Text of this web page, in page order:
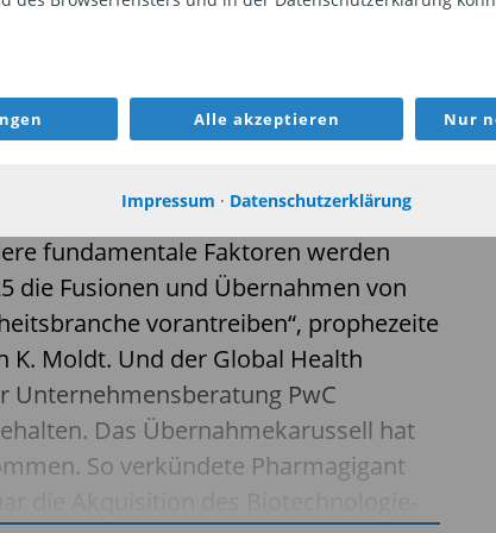
Alle akzeptieren Nur
Impressum · Datenschutzerklärung
und Übernahmen werden den
Chancen eröffnen.
in der Lieferkette, politische
fundamentale Faktoren werden
die Fusionen und Übernahmen von
vorantreiben“, prophezeite
K. Moldt. Und der Global Health
Unternehmensberatung PwC
Das Übernahmekarussell hat
So verkündete Pharmagigant